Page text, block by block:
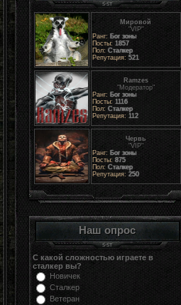
Мировой
"VIP"
Ранг: Бог зоны
Посты: 1857
Пол: Сталкер
Репутация: 521
Ramzes
"Модератор"
Ранг: Бог зоны
Посты: 1116
Пол: Сталкер
Репутация: 112
Червь
"VIP"
Ранг: Бог зоны
Посты: 875
Пол: Сталкер
Репутация: 250
Наш опрос
С какой сложностью играете в
сталкер вы?
Новичек
Сталкер
Ветеран